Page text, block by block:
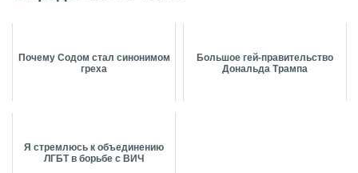
Почему Содом стал синонимом
греха
Большое гей-правительство
Дональда Трампа
Я стремлюсь к объединению
ЛГБТ в борьбе с ВИЧ